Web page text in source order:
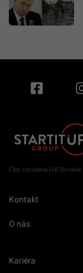
Člen združenia IAB Slovakia
Kontakt
O nás
Kariéra